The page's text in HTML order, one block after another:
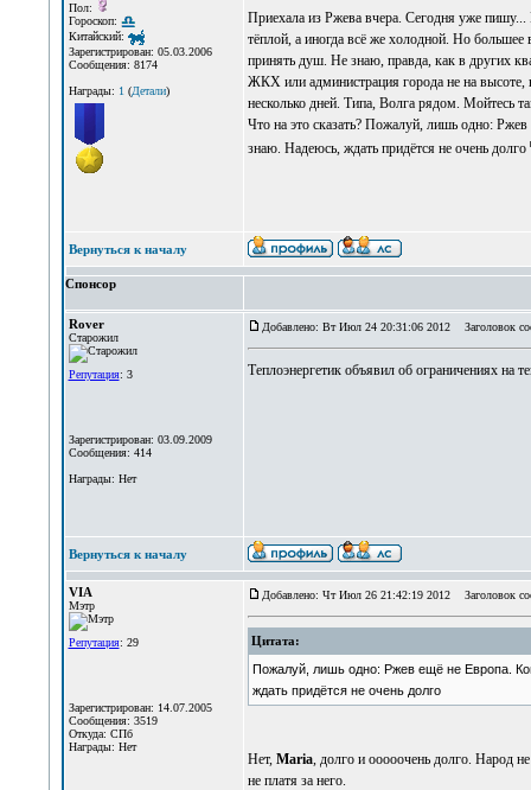
Пол:
Гороскоп:
Китайский:
Зарегистрирован: 05.03.2006
Сообщения: 8174
Награды: 1(Детали)
Приехала из Ржева вчера. Сегодня уже пишу...
тёплой, а иногда всё же холодной. Но
принять душ. Не знаю, правда, как в других
ЖКХ или администрация города не на высоте,
несколько дней. Типа, Волга рядом. Мойтесь
Что на это сказать? Пожалуй, лишь одно:
знаю. Надеюсь, ждать придётся не очень долго
Вернуться к началу
Спонсор
Rover
Старожил
Репутация: 3
Зарегистрирован: 03.09.2009
Сообщения: 414
Награды: Нет
Добавлено: Вт Июл 24 20:31:06 2012 Заголовок
Теплоэнергетик объявил об ограничениях на
Вернуться к началу
VIA
Мэтр
Репутация: 29
Зарегистрирован: 14.07.2005
Сообщения: 3519
Откуда: СПб
Награды: Нет
Добавлено: Чт Июл 26 21:42:19 2012 Заголовок
Цитата:
Пожалуй, лишь одно: Ржев ещё не Европа.
ждать придётся не очень долго
Нет, Maria, долго и ооооочень долго. Народ
не платя за него.